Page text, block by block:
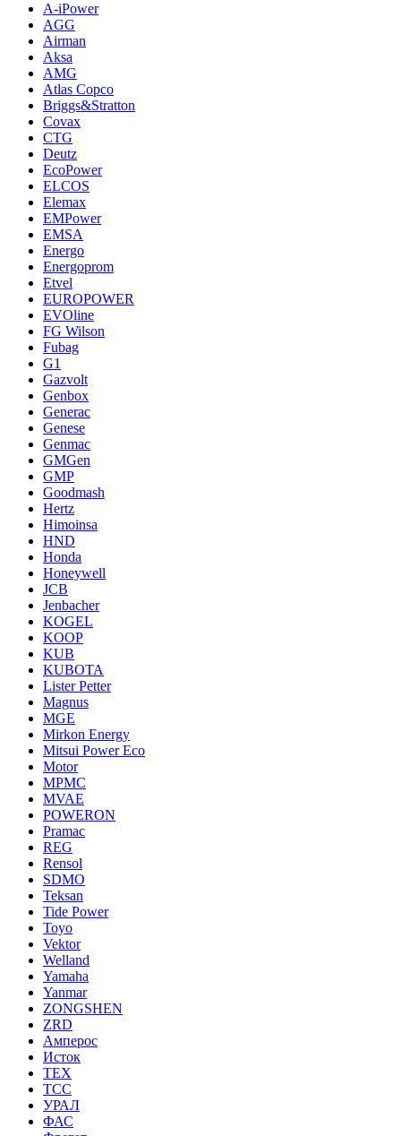
A-iPower
AGG
Airman
Aksa
AMG
Atlas Copco
Briggs&Stratton
Covax
CTG
Deutz
EcoPower
ELCOS
Elemax
EMPower
EMSA
Energo
Energoprom
Etvel
EUROPOWER
EVOline
FG Wilson
Fubag
G1
Gazvolt
Genbox
Generac
Genese
Genmac
GMGen
GMP
Goodmash
Hertz
Himoinsa
HND
Honda
Honeywell
JCB
Jenbacher
KOGEL
KOOP
KUB
KUBOTA
Lister Petter
Magnus
MGE
Mirkon Energy
Mitsui Power Eco
Motor
MPMC
MVAE
POWERON
Pramac
REG
Rensol
SDMO
Teksan
Tide Power
Toyo
Vektor
Welland
Yamaha
Yanmar
ZONGSHEN
ZRD
Амперос
Исток
ТЕХ
ТСС
УРАЛ
ФАС